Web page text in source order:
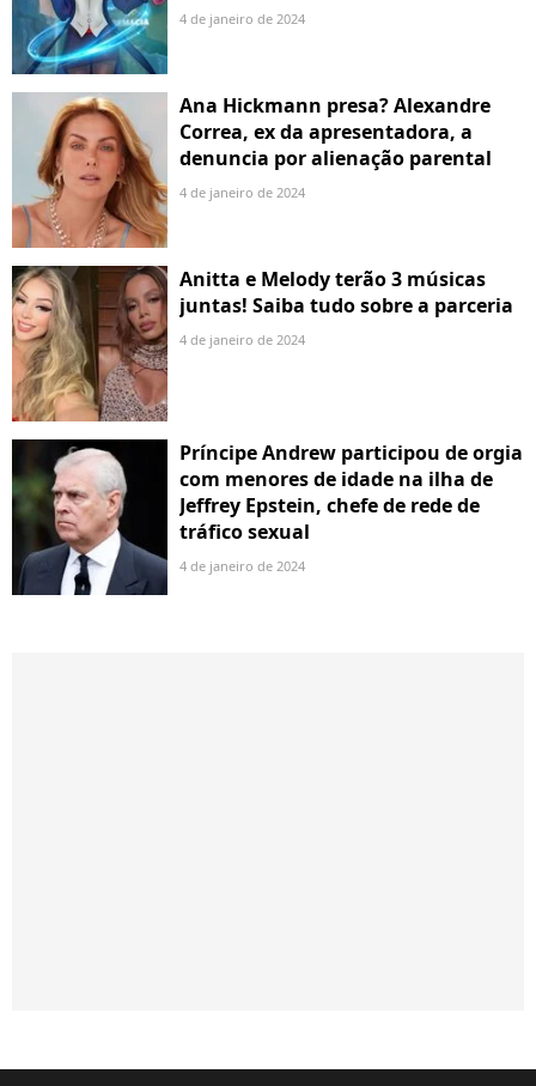
4 de janeiro de 2024
Ana Hickmann presa? Alexandre
Correa, ex da apresentadora, a
denuncia por alienação parental
4 de janeiro de 2024
Anitta e Melody terão 3 músicas
juntas! Saiba tudo sobre a parceria
4 de janeiro de 2024
Príncipe Andrew participou de orgia
com menores de idade na ilha de
Jeffrey Epstein, chefe de rede de
tráfico sexual
4 de janeiro de 2024